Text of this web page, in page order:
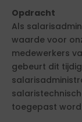
Opdracht
Als
waarde voor
medewerkers
gebeurt dit
toegepast